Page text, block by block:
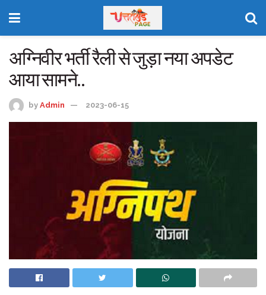
अग्निवीर भर्ती रैली से जुड़ा नया अपडेट
आया सामने..
by Admin 2023-06-15